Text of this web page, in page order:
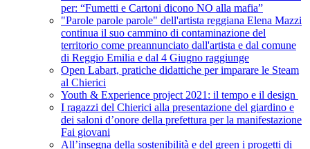
per: “Fumetti e Cartoni dicono NO alla mafia”
"Parole parole parole" dell'artista reggiana Elena Mazzi
continua il suo cammino di contaminazione del
territorio come preannunciato dall'artista e dal comune
di Reggio Emilia e dal 4 Giugno raggiunge
Open Labart, pratiche didattiche per imparare le Steam
al Chierici
Youth & Experience project 2021: il tempo e il design
I ragazzi del Chierici alla presentazione del giardino e
dei saloni d’onore della prefettura per la manifestazione
Fai giovani
All’insegna della sostenibilità e del green i progetti di